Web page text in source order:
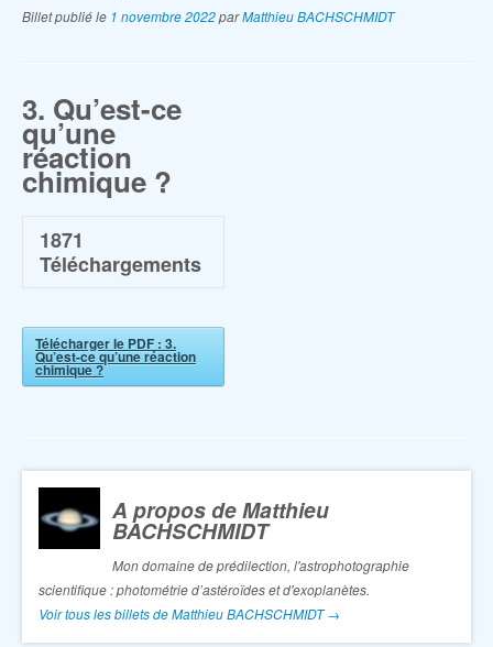
Billet publié le 1 novembre 2022parMatthieu BACHSCHMIDT
3. Qu’est-ce
qu’une
réaction
chimique ?
1871
Téléchargements
Télécharger le PDF : 3.
Qu’est-ce qu’une réaction
chimique ?
A propos de Matthieu
BACHSCHMIDT
Mon domaine de prédilection, l'astrophotographie
scientifique : photométrie d’astéroïdes et d'exoplanètes.
Voir tous les billets de Matthieu BACHSCHMIDT→